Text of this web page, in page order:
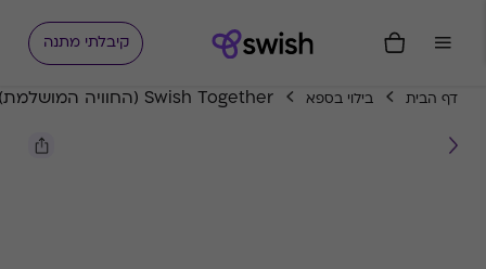
קיבלתי מתנה
דף הבית בילוי בספא Swish Together (החוויה המושלמת)